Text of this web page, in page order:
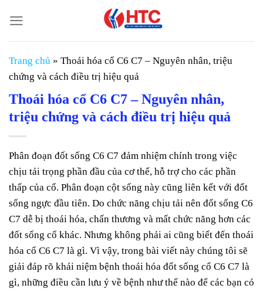
đến
nội
dung
Trang chủ » Thoái hóa cổ C6 C7 – Nguyên nhân, triệu
chứng và cách điều trị hiệu quả
Thoái hóa cổ C6 C7 – Nguyên nhân,
triệu chứng và cách điều trị hiệu quả
Phân đoạn đốt sống C6 C7 đảm nhiệm chính trong việc
chịu tải trọng phần đầu của cơ thể, hỗ trợ cho các phần
thấp của cổ. Phân đoạn cột sống này cũng liên kết với đốt
sống ngực đầu tiên. Do chức năng chịu tải nên đốt sống C6
C7 dễ bị thoái hóa, chấn thương và mất chức năng hơn các
đốt sống cổ khác. Nhưng không phải ai cũng biết đến thoái
hóa cổ C6 C7 là gì. Vì vậy, trong bài viết này chúng tôi sẽ
giải đáp rõ khái niệm bệnh thoái hóa đốt sống cổ C6 C7 là
gì, những điều cần lưu ý về bệnh như thế nào để các bạn có